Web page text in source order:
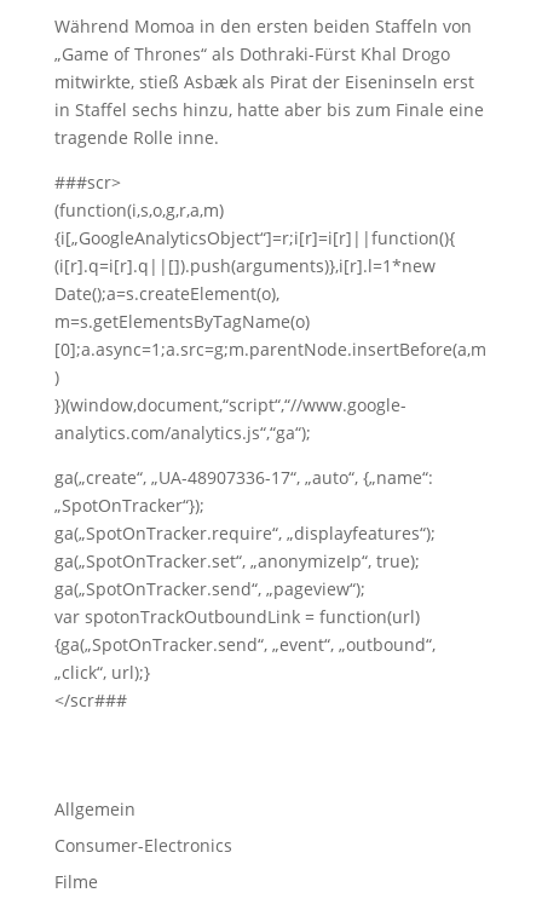
Während Momoa in den ersten beiden Staffeln von
„Game of Thrones“ als Dothraki-Fürst Khal Drogo
mitwirkte, stieß Asbæk als Pirat der Eiseninseln erst
in Staffel sechs hinzu, hatte aber bis zum Finale eine
tragende Rolle inne.
###scr>
(function(i,s,o,g,r,a,m)
{i[„GoogleAnalyticsObject“]=r;i[r]=i[r]||function(){
(i[r].q=i[r].q||[]).push(arguments)},i[r].l=1*new
Date();a=s.createElement(o),
m=s.getElementsByTagName(o)
[0];a.async=1;a.src=g;m.parentNode.insertBefore(a,m
)
})(window,document,“script“,“//www.google-
analytics.com/analytics.js“,“ga“);
ga(„create“, „UA-48907336-17“, „auto“, {„name“:
„SpotOnTracker“});
ga(„SpotOnTracker.require“, „displayfeatures“);
ga(„SpotOnTracker.set“, „anonymizeIp“, true);
ga(„SpotOnTracker.send“, „pageview“);
var spotonTrackOutboundLink = function(url)
{ga(„SpotOnTracker.send“, „event“, „outbound“,
„click“, url);}
</scr###
Allgemein
Consumer-Electronics
Filme